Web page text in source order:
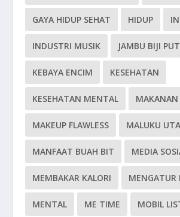
GAYA HIDUP SEHAT HIDUP
INDUSTRI MUSIK JAMBU BIJI
KEBAYA ENCIM KESEHATAN
KESEHATAN MENTAL MAKANAN
MAKEUP FLAWLESS MALUKU
MANFAAT BUAH BIT MEDIA
MEMBAKAR KALORI MENGATUR
MENTAL ME TIME MOBIL